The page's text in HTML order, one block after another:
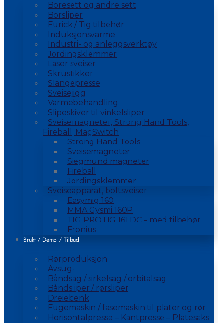
Boresett og andre sett
Borsliper
Furick / Tig tilbehør
Induksjonsvarme
Industri- og anleggsverktøy
Jordingsklemmer
Laser sveiser
Skrustikker
Slangepresse
Sveisejigg
Varmebehandling
Slipeskiver til vinkelsliper
Sveisemagneter, Strong Hand Tools,
Fireball, MagSwitch
Strong Hand Tools
Sveisemagneter
Siegmund magneter
Fireball
Jordingsklemmer
Sveiseapparat, boltsveiser
Easymig 160
MMA Gysmi 160P
TIG PROTIG 161 DC – med tilbehør
Fronius
Brukt / Demo / Tilbud
Rørproduksjon
Avsug-
Båndsag / sirkelsag / orbitalsag
Båndsliper / rørsliper
Dreiebenk
Fugemaskin / fasemaskin til plater og rør
Horisontalpresse – Kantpresse – Platesaks